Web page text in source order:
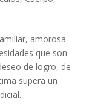
amorosa-
que son
de logro, de
supera un